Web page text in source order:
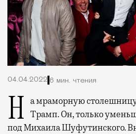
04.04.2022 6 мин. чтения
На мраморную столешницу забрался Дональд Трамп. Он, только
под Михаила Шуфутинского.